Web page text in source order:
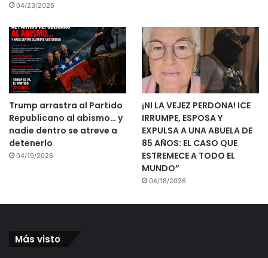
04/23/2026
Trump arrastra al Partido
Republicano al abismo… y
nadie dentro se atreve a
detenerlo
04/19/2026
¡NI LA VEJEZ PERDONA! ICE
IRRUMPE, ESPOSA Y
EXPULSA A UNA ABUELA DE
85 AÑOS: EL CASO QUE
ESTREMECE A TODO EL
MUNDO”
04/18/2026
Más visto